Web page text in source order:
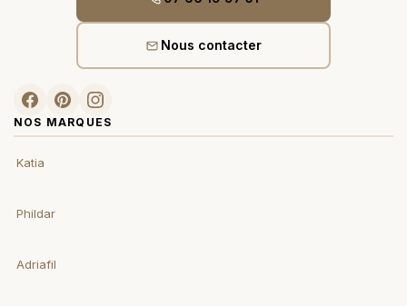
Nous contacter
NOS MARQUES
Katia
Phildar
Adriafil